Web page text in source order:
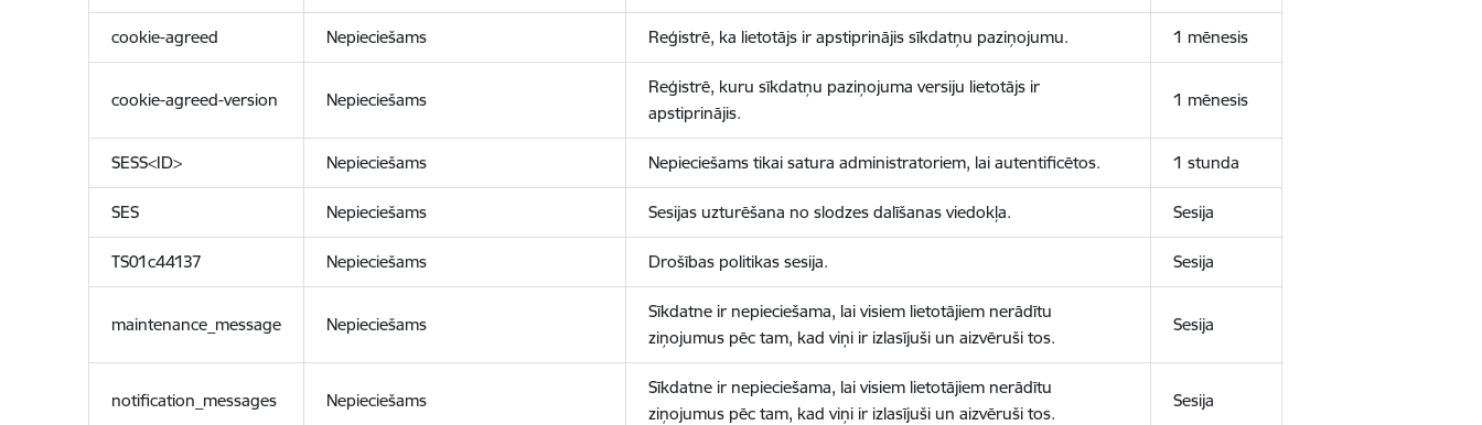
cookie-agreed Nepieciešams Reģistrē, ka lietotājs ir apstiprinājis sīkdatņu paziņojumu. 1 mēnesis
cookie-agreed-version Nepieciešams
Reģistrē, kuru sīkdatņu paziņojuma versiju lietotājs ir
apstiprinājis.
1 mēnesis
SESS<ID> Nepieciešams Nepieciešams tikai satura administratoriem, lai autentificētos. 1 stunda
SES Nepieciešams Sesijas uzturēšana no slodzes dalīšanas viedokļa. Sesija
TS01c44137 Nepieciešams Drošības politikas sesija. Sesija
maintenance_message Nepieciešams
Sīkdatne ir nepieciešama, lai visiem lietotājiem nerādītu
ziņojumus pēc tam, kad viņi ir izlasījuši un aizvēruši tos.
Sesija
notification_messages Nepieciešams
Sīkdatne ir nepieciešama, lai visiem lietotājiem nerādītu
ziņojumus pēc tam, kad viņi ir izlasījuši un aizvēruši tos.
Sesija